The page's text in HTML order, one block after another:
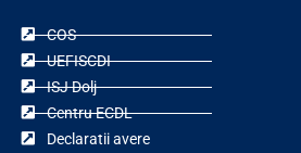
COS
UEFISCDI
ISJ Dolj
Centru ECDL
Declaratii avere